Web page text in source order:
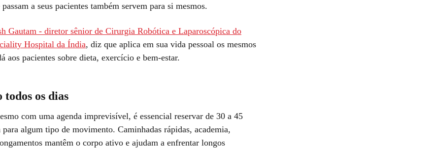
a seus pacientes também servem para si mesmos.
Gautam - diretor sênior de Cirurgia Robótica e Laparoscópica do
Hospital da Índia, diz que aplica em sua vida pessoal os mesmos
aos pacientes sobre dieta, exercício e bem-estar.
os dias
com uma agenda imprevisível, é essencial reservar de 30 a 45
algum tipo de movimento. Caminhadas rápidas, academia,
mantêm o corpo ativo e ajudam a enfrentar longos